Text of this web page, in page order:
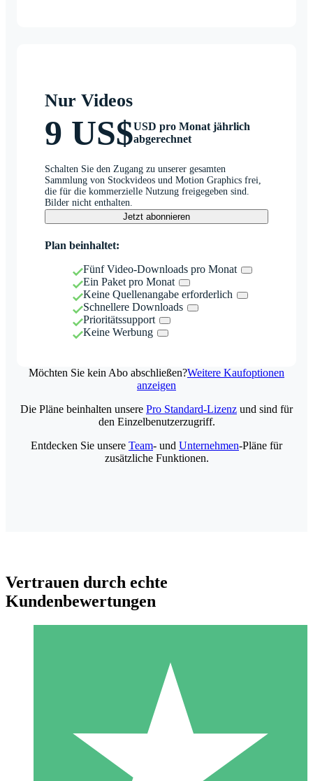
Nur Videos
9 US$USD pro Monat jährlich
abgerechnet
Schalten Sie den Zugang zu unserer gesamten
Sammlung von Stockvideos und Motion Graphics frei,
die für die kommerzielle Nutzung freigegeben sind.
Bilder nicht enthalten.
Jetzt abonnieren
Plan beinhaltet:
Fünf Video-Downloads pro Monat
Ein Paket pro Monat
Keine Quellenangabe erforderlich
Schnellere Downloads
Prioritätssupport
Keine Werbung
Möchten Sie kein Abo abschließen?Weitere Kaufoptionen
anzeigen
Individuelle Credit-Pakete
Zahlen Sie nach Bedarf mit Download-Credits. Keine
monatliche Verpflichtung erforderlich.
Die Pläne beinhalten unsere Pro Standard-Lizenz und sind für
den Einzelbenutzerzugriff.
Entdecken Sie unsere Team- und Unternehmen-Pläne für
zusätzliche Funktionen.
Vertrauen durch echte
Kundenbewertungen